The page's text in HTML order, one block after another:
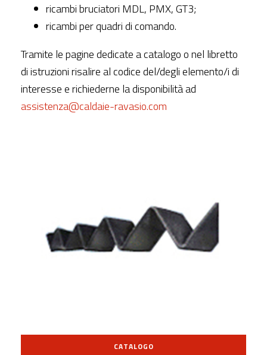
ricambi bruciatori MDL, PMX, GT3;
ricambi per quadri di comando.
Tramite le pagine dedicate a catalogo o nel libretto
di istruzioni risalire al codice del/degli elemento/i di
interesse e richiederne la disponibilità ad
assistenza@caldaie-ravasio.com
CATALOGO